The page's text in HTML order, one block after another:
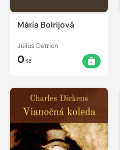
Mária Bolrijová
Július Detrich
0Kč